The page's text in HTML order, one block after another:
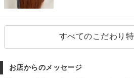
すべてのこだわり
お店からのメッセージ